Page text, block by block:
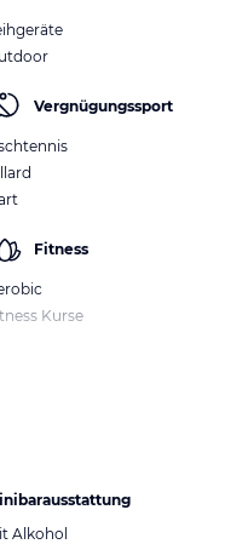
Vergnügungssport
Fitness
Kurse
Alkohol